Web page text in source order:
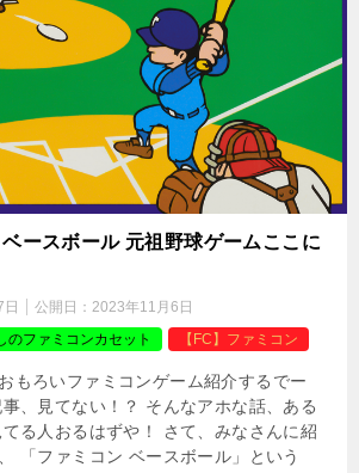
ースボール 元祖野球ゲームここに
公開日： 2023年11月6日
のファミコンカセット
【FC】ファミコン
もろいファミコンゲーム紹介するでー
、見てない！？ そんなアホな話、ある
る人おるはずや！ さて、みなさんに紹
「ファミコン ベースボール」という